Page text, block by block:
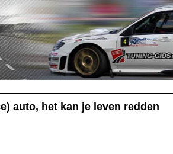
auto, het kan je leven redden